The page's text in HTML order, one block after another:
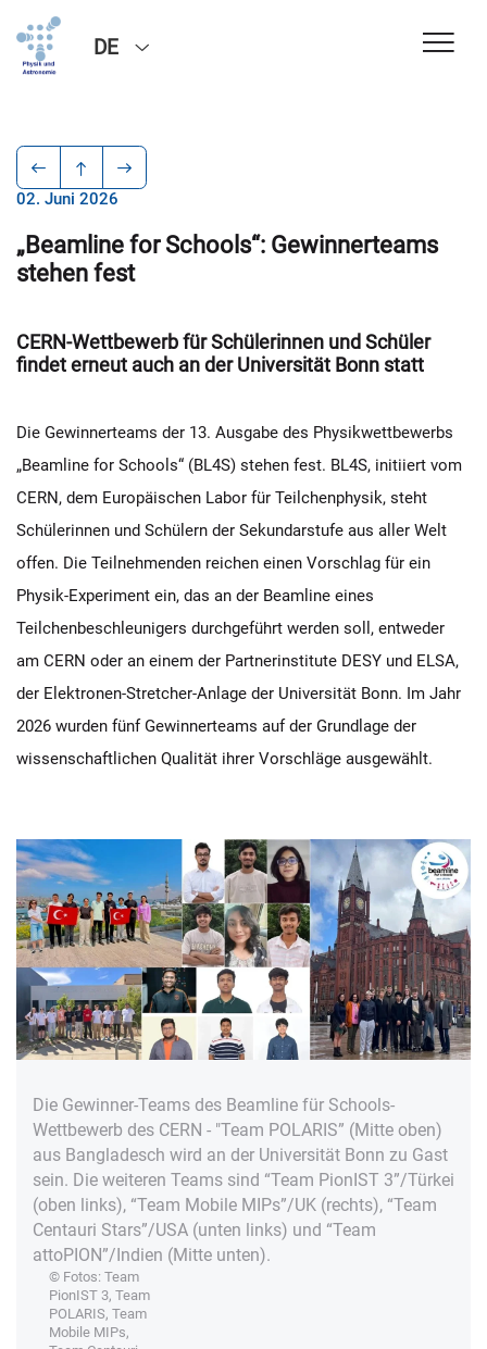
DE
02. Juni 2026
„Beamline for Schools“: Gewinnerteams
stehen fest
CERN-Wettbewerb für Schülerinnen und Schüler
findet erneut auch an der Universität Bonn statt
Die Gewinnerteams der 13. Ausgabe des Physikwettbewerbs
„Beamline for Schools“ (BL4S) stehen fest. BL4S, initiiert vom
CERN, dem Europäischen Labor für Teilchenphysik, steht
Schülerinnen und Schülern der Sekundarstufe aus aller Welt
offen. Die Teilnehmenden reichen einen Vorschlag für ein
Physik-Experiment ein, das an der Beamline eines
Teilchenbeschleunigers durchgeführt werden soll, entweder
am CERN oder an einem der Partnerinstitute DESY und ELSA,
der Elektronen-Stretcher-Anlage der Universität Bonn. Im Jahr
2026 wurden fünf Gewinnerteams auf der Grundlage der
wissenschaftlichen Qualität ihrer Vorschläge ausgewählt.
Die Gewinner-Teams des Beamline für Schools-
Wettbewerb des CERN - "Team POLARIS” (Mitte oben)
aus Bangladesch wird an der Universität Bonn zu Gast
sein. Die weiteren Teams sind “Team PionIST 3”/Türkei
(oben links), “Team Mobile MIPs”/UK (rechts), “Team
Centauri Stars”/USA (unten links) und “Team
attoPION”/Indien (Mitte unten).
© Fotos: Team
PionIST 3, Team
POLARIS, Team
Mobile MIPs,